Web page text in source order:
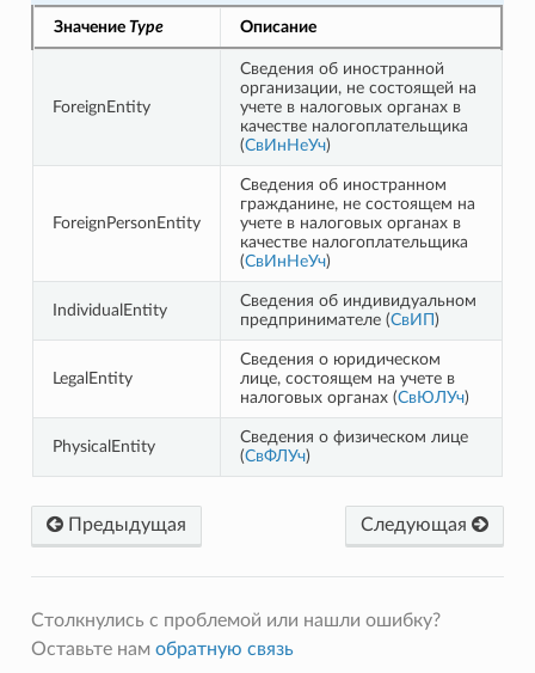
Значение Type Описание
ForeignEntity
Сведения об иностранной
организации, не состоящей на
учете в налоговых органах в
качестве налогоплательщика
(СвИнНеУч)
ForeignPersonEntity
Сведения об иностранном
гражданине, не состоящем на
учете в налоговых органах в
качестве налогоплательщика
(СвИнНеУч)
IndividualEntity
Сведения об индивидуальном
предпринимателе (СвИП)
LegalEntity
Сведения о юридическом
лице, состоящем на учете в
налоговых органах (СвЮЛУч)
PhysicalEntity
Сведения о физическом лице
(СвФЛУч)
Предыдущая Следующая
Столкнулись с проблемой или нашли ошибку?
Оставьте нам обратную связь